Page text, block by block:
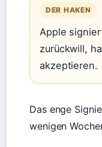
DER HAKEN
Apple
zurückwill,
akzeptieren.
Das enge
wenigen